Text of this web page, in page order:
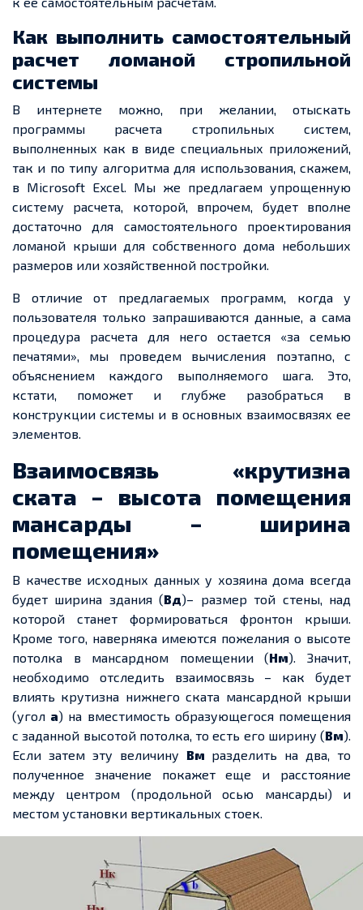
Как выполнить самостоятельный
расчет ломаной стропильной
системы
В интернете можно, при желании, отыскать
программы расчета стропильных систем,
выполненных как в виде специальных приложений,
так и по типу алгоритма для использования, скажем,
в Microsoft Excel. Мы же предлагаем упрощенную
систему расчета, которой, впрочем, будет вполне
достаточно для самостоятельного проектирования
ломаной крыши для собственного дома небольших
размеров или хозяйственной постройки.
В отличие от предлагаемых программ, когда у
пользователя только запрашиваются данные, а сама
процедура расчета для него остается «за семью
печатями», мы проведем вычисления поэтапно, с
объяснением каждого выполняемого шага. Это,
кстати, поможет и глубже разобраться в
конструкции системы и в основных взаимосвязях ее
элементов.
Взаимосвязь «крутизна
ската – высота помещения
мансарды – ширина
помещения»
В качестве исходных данных у хозяина дома всегда
будет ширина здания (Вд)– размер той стены, над
которой станет формироваться фронтон крыши.
Кроме того, наверняка имеются пожелания о высоте
потолка в мансардном помещении (Нм). Значит,
необходимо отследить взаимосвязь – как будет
влиять крутизна нижнего ската мансардной крыши
(угол а) на вместимость образующегося помещения
с заданной высотой потолка, то есть его ширину (Вм).
Если затем эту величину Вм разделить на два, то
полученное значение покажет еще и расстояние
между центром (продольной осью мансарды) и
местом установки вертикальных стоек.